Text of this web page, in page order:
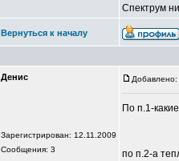
Спектрум
Вернуться к началу
Денис
Зарегистрирован: 12.11.2009
Сообщения: 3
По п.1-
по п.2-а